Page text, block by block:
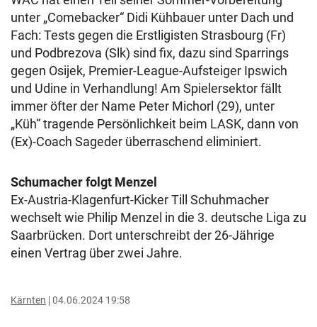
unter „Comebacker“ Didi Kühbauer unter Dach und
Fach: Tests gegen die Erstligisten Strasbourg (Fr)
und Podbrezova (Slk) sind fix, dazu sind Sparrings
gegen Osijek, Premier-League-Aufsteiger Ipswich
und Udine in Verhandlung! Am Spielersektor fällt
immer öfter der Name Peter Michorl (29), unter
„Küh“ tragende Persönlichkeit beim LASK, dann von
(Ex)-Coach Sageder überraschend eliminiert.
Schumacher folgt Menzel
Ex-Austria-Klagenfurt-Kicker Till Schuhmacher
wechselt wie Philip Menzel in die 3. deutsche Liga zu
Saarbrücken. Dort unterschreibt der 26-Jährige
einen Vertrag über zwei Jahre.
Kärnten 04.06.2024 19:58